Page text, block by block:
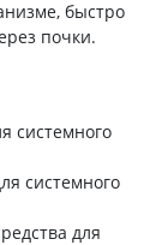
быстро
почки.
системного
системного
для